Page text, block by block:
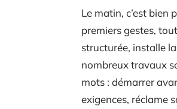
Le matin, c’est bien
premiers gestes,
structurée, installe
nombreux travaux
mots : démarrer
exigences, réclame